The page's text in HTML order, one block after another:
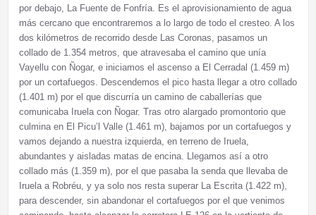
por debajo, La Fuente de Fonfría. Es el aprovisionamiento de agua
más cercano que encontraremos a lo largo de todo el cresteo. A los
dos kilómetros de recorrido desde Las Coronas, pasamos un
collado de 1.354 metros, que atravesaba el camino que unía
Vayellu con Ñogar, e iniciamos el ascenso a El Cerradal (1.459 m)
por un cortafuegos. Descendemos el pico hasta llegar a otro collado
(1.401 m) por el que discurría un camino de caballerías que
comunicaba Iruela con Ñogar. Tras otro alargado promontorio que
culmina en El Picu’l Valle (1.461 m), bajamos por un cortafuegos y
vamos dejando a nuestra izquierda, en terreno de Iruela,
abundantes y aisladas matas de encina. Llegamos así a otro
collado más (1.359 m), por el que pasaba la senda que llevaba de
Iruela a Robréu, y ya solo nos resta superar La Escrita (1.422 m),
para descender, sin abandonar el cortafuegos por el que venimos